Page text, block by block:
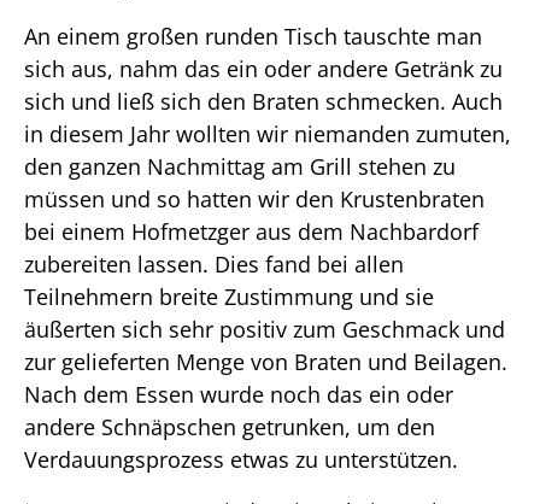
An einem großen runden Tisch tauschte man
sich aus, nahm das ein oder andere Getränk zu
sich und ließ sich den Braten schmecken. Auch
in diesem Jahr wollten wir niemanden zumuten,
den ganzen Nachmittag am Grill stehen zu
müssen und so hatten wir den Krustenbraten
bei einem Hofmetzger aus dem Nachbardorf
zubereiten lassen. Dies fand bei allen
Teilnehmern breite Zustimmung und sie
äußerten sich sehr positiv zum Geschmack und
zur gelieferten Menge von Braten und Beilagen.
Nach dem Essen wurde noch das ein oder
andere Schnäpschen getrunken, um den
Verdauungsprozess etwas zu unterstützen.